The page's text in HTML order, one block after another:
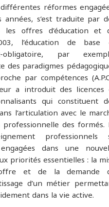
réformes
s’est traduite par
offres d’éducation et
l’éducation de base
obligatoire, par
des paradigmes
par compétences
a introduit des licences
qui constituent
l’articulation avec le
des formés.
professionnels
dans une
priorités essentielles : la
et de la demande
d’un métier
dans la vie active.